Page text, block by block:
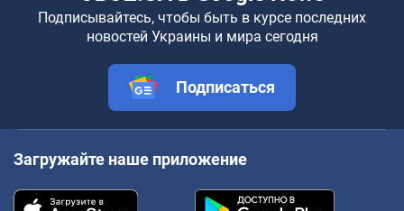
Подписывайтесь, чтобы быть в курсе последних
новостей Украины и мира сегодня
Подписаться
Загружайте наше приложение